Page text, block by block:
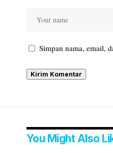
Simpan nama, email,
You Might Also